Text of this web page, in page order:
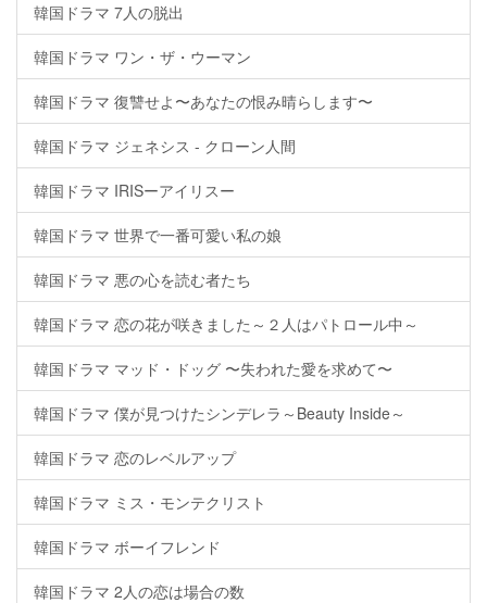
韓国ドラマ 7人の脱出
韓国ドラマ ワン・ザ・ウーマン
韓国ドラマ 復讐せよ〜あなたの恨み晴らします〜
韓国ドラマ ジェネシス - クローン人間
韓国ドラマ IRISーアイリスー
韓国ドラマ 世界で一番可愛い私の娘
韓国ドラマ 悪の心を読む者たち
韓国ドラマ 恋の花が咲きました～２人はパトロール中～
韓国ドラマ マッド・ドッグ 〜失われた愛を求めて〜
韓国ドラマ 僕が見つけたシンデレラ～Beauty Inside～
韓国ドラマ 恋のレベルアップ
韓国ドラマ ミス・モンテクリスト
韓国ドラマ ボーイフレンド
韓国ドラマ 2人の恋は場合の数